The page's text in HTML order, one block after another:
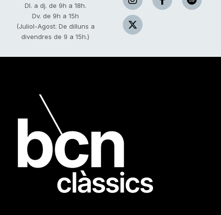
Dl. a dj. de 9h a 18h.
Dv. de 9h a 15h
(Juliol-Agost: De dilluns a
divendres de 9 a 15h.)